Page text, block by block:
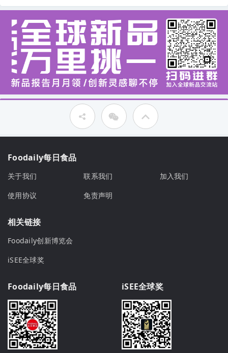
Foodaily每日食品
关于我们 联系我们
加入我们
使用协议
免责声明
相关链接
Foodaily创新博览会
iSEE全球奖
Foodaily每日食品 iSEE全球奖